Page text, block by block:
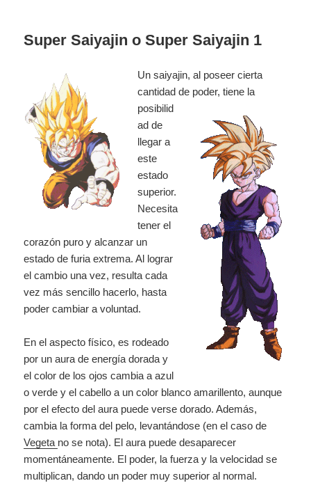
Super Saiyajin o Super Saiyajin 1
Un saiyajin, al poseer cierta
cantidad de poder, tiene la
posibilid
ad de
llegar a
este
estado
superior.
Necesita
tener el
corazón puro y alcanzar un
estado de furia extrema. Al lograr
el cambio una vez, resulta cada
vez más sencillo hacerlo, hasta
poder cambiar a voluntad.
En el aspecto físico, es rodeado
por un aura de energía dorada y
el color de los ojos cambia a azul
o verde y el cabello a un color blanco amarillento, aunque
por el efecto del aura puede verse dorado. Además,
cambia la forma del pelo, levantándose (en el caso de
Vegeta no se nota). El aura puede desaparecer
momentáneamente. El poder, la fuerza y la velocidad se
multiplican, dando un poder muy superior al normal.